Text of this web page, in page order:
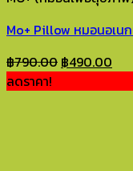
Mo+ Pillow หมอนอเน
฿790.00 Original
฿490.00
ลดราคา!